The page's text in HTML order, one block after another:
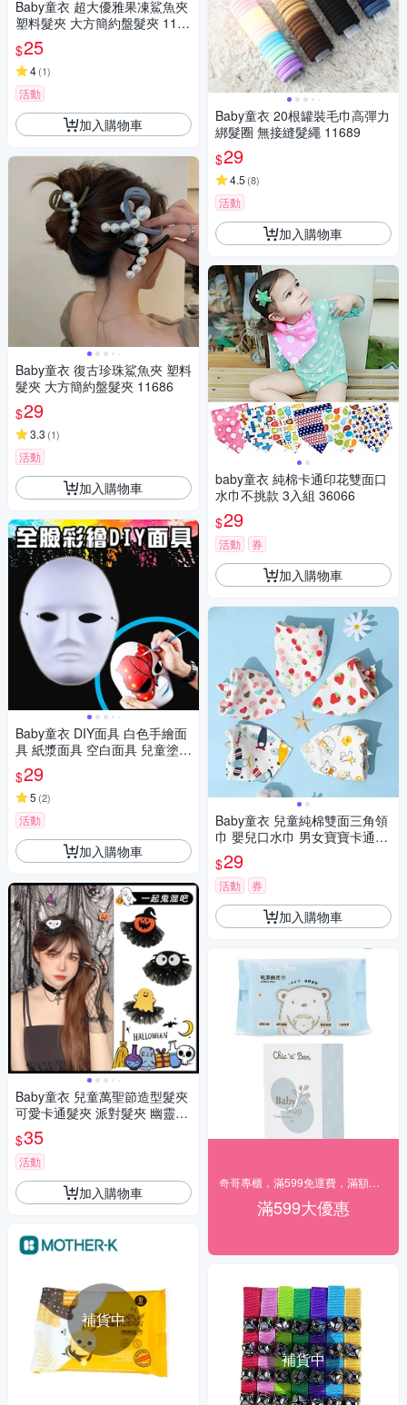
Baby童衣 超大優雅果凍鯊魚夾
塑料髮夾 大方簡約盤髮夾 1168
$25
4(1)
活動
加入購物車
Baby童衣 復古珍珠鯊魚夾 塑料
髮夾 大方簡約盤髮夾 11686
$29
3.3 (1)
活動
加入購物車
Baby童衣 DIY面具 白色手繪面
具 紙漿面具 空白面具 兒童塗色
畫畫面具 節慶活動面具 11324
$29
5 (2)
活動
加入購物車
Baby童衣 兒童萬聖節造型髮夾
可愛卡通髮夾 派對髮夾 幽靈南
瓜髮夾 11680
$35
活動
加入購物車
補貨中
Baby童衣 20根罐裝毛巾高彈力
綁髮圈 無接縫髮繩 11689
$29
4.5 (8)
活動
加入購物車
baby童衣 純棉卡通印花雙面口
水巾不挑款 3入組 36066
$29
活動 券
加入購物車
Baby童衣 兒童純棉雙面三角領
巾 嬰兒口水巾 男女寶寶卡通印
花三角巾 88475
$29
活動 券
加入購物車
滿599大優惠
補貨中